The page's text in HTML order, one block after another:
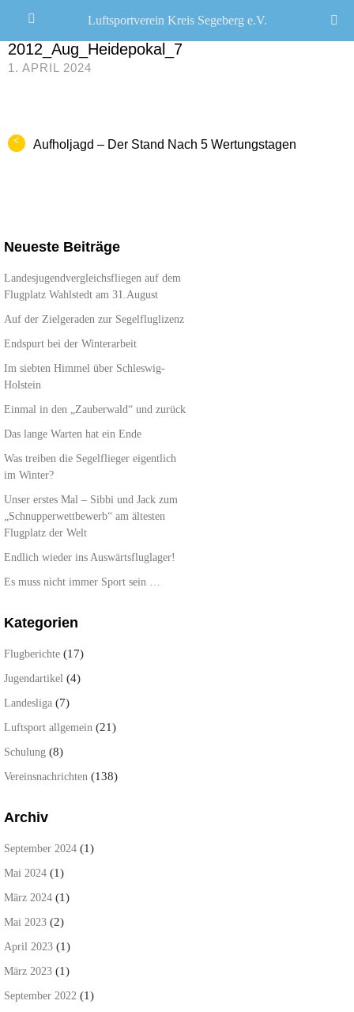
2012_Aug_Heidepokal_7
1. APRIL 2024
< Aufholjagd – Der Stand Nach 5 Wertungstagen
Neueste Beiträge
Landesjugendvergleichsfliegen auf dem
Flugplatz Wahlstedt am 31.August
Auf der Zielgeraden zur Segelfluglizenz
Endspurt bei der Winterarbeit
Im siebten Himmel über Schleswig-
Holstein
Einmal in den „Zauberwald“ und zurück
Das lange Warten hat ein Ende
Was treiben die Segelflieger eigentlich
im Winter?
Unser erstes Mal – Sibbi und Jack zum
„Schnupperwettbewerb“ am ältesten
Flugplatz der Welt
Endlich wieder ins Auswärtsfluglager!
Es muss nicht immer Sport sein …
Kategorien
Flugberichte (17)
Jugendartikel (4)
Landesliga (7)
Luftsport allgemein (21)
Schulung (8)
Vereinsnachrichten (138)
Archiv
September 2024 (1)
Mai 2024 (1)
März 2024 (1)
Mai 2023 (2)
April 2023 (1)
März 2023 (1)
September 2022 (1)
Luftsportverein Kreis Segeberg e.V.